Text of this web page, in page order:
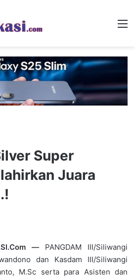
Super
Juara
— PANGDAM III/Siliwangi
dan Kasdam III/Siliwangi
M.Sc serta para Asisten dan